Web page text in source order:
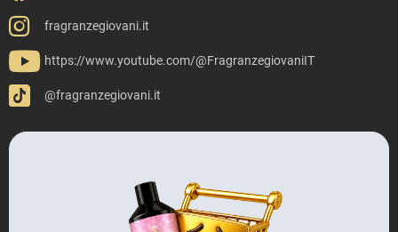
fragranzegiovani.it
https://www.youtube.com/@FragranzegiovaniIT
@fragranzegiovani.it